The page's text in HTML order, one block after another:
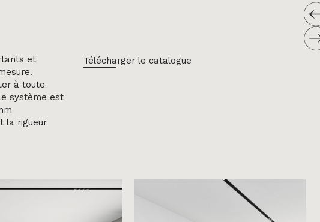
et
à toute
système est
la rigueur
Télécharger le catalogue